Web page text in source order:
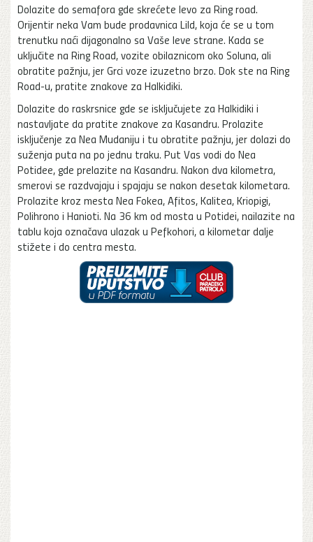
Dolazite do semafora gde skrećete levo za Ring road.
Orijentir neka Vam bude prodavnica Lild, koja će se u tom
trenutku naći dijagonalno sa Vaše leve strane. Kada se
uključite na Ring Road, vozite obilaznicom oko Soluna, ali
obratite pažnju, jer Grci voze izuzetno brzo. Dok ste na Ring
Road-u, pratite znakove za Halkidiki.
Dolazite do raskrsnice gde se isključujete za Halkidiki i
nastavljate da pratite znakove za Kasandru. Prolazite
isključenje za Nea Mudaniju i tu obratite pažnju, jer dolazi do
suženja puta na po jednu traku. Put Vas vodi do Nea
Potidee, gde prelazite na Kasandru. Nakon dva kilometra,
smerovi se razdvajaju i spajaju se nakon desetak kilometara.
Prolazite kroz mesta Nea Fokea, Afitos, Kalitea, Kriopigi,
Polihrono i Hanioti. Na 36 km od mosta u Potidei, nailazite na
tablu koja označava ulazak u Pefkohori, a kilometar dalje
stižete i do centra mesta.